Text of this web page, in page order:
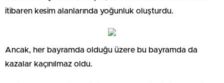
itibaren kesim alanlarında yoğunluk oluşturdu.
Ancak, her bayramda olduğu üzere bu bayramda da
kazalar kaçınılmaz oldu.